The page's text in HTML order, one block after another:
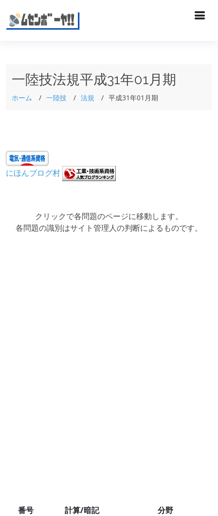
一陸技法規平成31年01月期
ホーム 一陸技 法規 平成31年01月期
にほんブログ村
クリックで各問題のページに移動します。
各問題の識別はサイト管理人の判断によるものです。
番号 計算/暗記
分野